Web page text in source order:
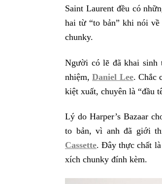
Saint Laurent đều có
hai từ “to bản” khi nói
chunky.
Người có lẽ đã khai sinh
nhiệm,Daniel Lee. Chắc
kiệt xuất, chuyên là “đầu
Lý do Harper’s Bazaar
to bản, vì anh đã giới
Cassette. Đây thực chất là
xích chunky đính kèm.